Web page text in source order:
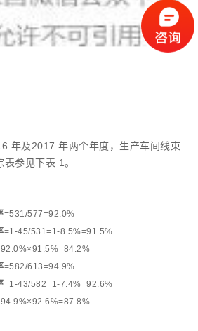
年及2017 年两个年度，生产车间线束
表参见下表 1。
=531/577=92.0%
=1-45/531=1-8.5%=91.5%
=582/613=94.9%
=1-43/582=1-7.4%=92.6%